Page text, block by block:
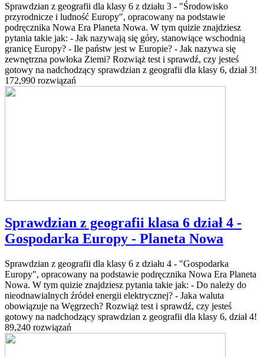
Sprawdzian z geografii dla klasy 6 z działu 3 - "Środowisko
przyrodnicze i ludność Europy", opracowany na podstawie
podręcznika Nowa Era Planeta Nowa. W tym quizie znajdziesz
pytania takie jak: - Jak nazywają się góry, stanowiące wschodnią
granicę Europy? - Ile państw jest w Europie? - Jak nazywa się
zewnętrzna powłoka Ziemi? Rozwiąż test i sprawdź, czy jesteś
gotowy na nadchodzący sprawdzian z geografii dla klasy 6, dział 3!
172,990 rozwiązań
Sprawdzian z geografii klasa 6 dział 4 -
Gospodarka Europy - Planeta Nowa
Sprawdzian z geografii dla klasy 6 z działu 4 - "Gospodarka
Europy", opracowany na podstawie podręcznika Nowa Era Planeta
Nowa. W tym quizie znajdziesz pytania takie jak: - Do należy do
nieodnawialnych źródeł energii elektrycznej? - Jaka waluta
obowiązuje na Węgrzech? Rozwiąż test i sprawdź, czy jesteś
gotowy na nadchodzący sprawdzian z geografii dla klasy 6, dział 4!
89,240 rozwiązań